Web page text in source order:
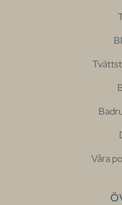
Våra